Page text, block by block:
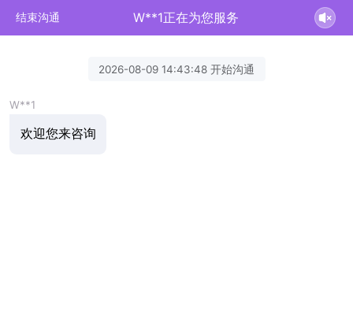
结束沟通 W**1正在为您服务
2026-08-09 14:43:48 开始沟通
W**1
欢迎您来咨询